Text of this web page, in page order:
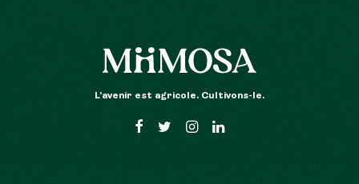
L’avenir est agricole. Cultivons-le.